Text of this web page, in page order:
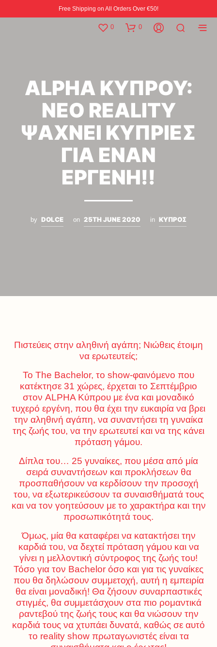
Free Shipping on All Orders Over €50!
0 0
ALPHA ΚΥΠΡΟΥ:
ΝΕΟ REALITY
ΨΑΧΝΕΙ ΚΥΠΡΙΕΣ
ΓΙΑ ΕΝΑΝ
ΕΡΓΕΝΗ!!
by DOLCE on 25TH JUNE 2020 in ΚΥΠΡΟΣ
Πιστεύεις στην αληθινή αγάπη; Νιώθεις έτοιμη
να ερωτευτείς;
Το The Bachelor, το show-φαινόμενο που
κατέκτησε 31 χώρες, έρχεται το Σεπτέμβριο
στον ALPHA Κύπρου με ένα και μοναδικό
τυχερό εργένη, που θα έχει την ευκαιρία να βρει
την αληθινή αγάπη, να συναντήσει τη γυναίκα
της ζωής του, να την ερωτευτεί και να της κάνει
πρόταση γάμου.
Δίπλα του… 25 γυναίκες, που μέσα από μία
σειρά συναντήσεων και προκλήσεων θα
προσπαθήσουν να κερδίσουν την προσοχή
του, να εξωτερικεύσουν τα συναισθήματά τους
και να τον γοητεύσουν με το χαρακτήρα και την
προσωπικότητά τους.
Όμως, μία θα καταφέρει να κατακτήσει την
καρδιά του, να δεχτεί πρόταση γάμου και να
γίνει η μελλοντική σύντροφος της ζωής του!
Τόσο για τον Bachelor όσο και για τις γυναίκες
που θα δηλώσουν συμμετοχή, αυτή η εμπειρία
θα είναι μοναδική! Θα ζήσουν συναρπαστικές
στιγμές, θα συμμετάσχουν στα πιο ρομαντικά
ραντεβού της ζωής τους και θα νιώσουν την
καρδιά τους να χτυπάει δυνατά, καθώς σε αυτό
το reality show πρωταγωνιστές είναι τα